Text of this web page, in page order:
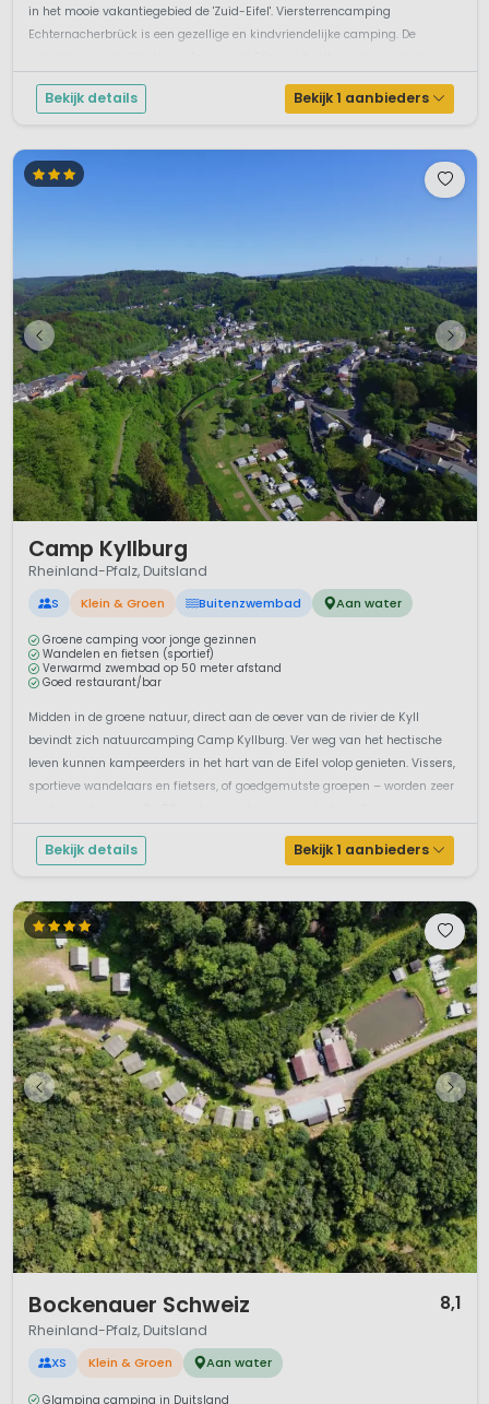
in het mooie vakantiegebied de 'Zuid-Eifel'. Viersterrencamping
Echternacherbrück is een gezellige en kindvriendelijke camping. De
Bekijk details Bekijk 1 aanbieders
Camp Kyllburg
Rheinland-Pfalz, Duitsland
S Klein & Groen Buitenzwembad Aan water
Groene camping voor jonge gezinnen
Wandelen en fietsen (sportief)
Verwarmd zwembad op 50 meter afstand
Goed restaurant/bar
Midden in de groene natuur, direct aan de oever van de rivier de Kyll
bevindt zich natuurcamping Camp Kyllburg. Ver weg van het hectische
leven kunnen kampeerders in het hart van de Eifel volop genieten. Vissers,
sportieve wandelaars en fietsers, of goedgemutste groepen – worden zeer
Bekijk details Bekijk 1 aanbieders
Bockenauer Schweiz 8,1
Rheinland-Pfalz, Duitsland
XS Klein & Groen Aan water
Glamping camping in Duitsland